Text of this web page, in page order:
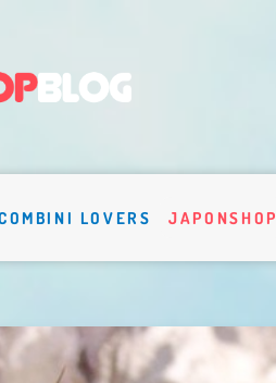
LOVERS JAPONSHOP